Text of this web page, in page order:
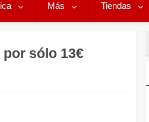
Más Tiendas
por sólo 13€